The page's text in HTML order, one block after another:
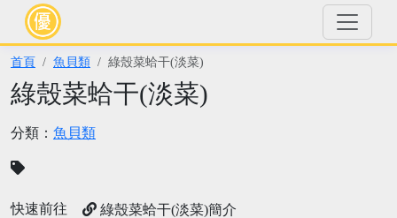
首頁 魚貝類 綠殼菜蛤干(淡菜)
綠殼菜蛤干(淡菜)
分類： 魚貝類
快速前往 綠殼菜蛤干(淡菜)簡介